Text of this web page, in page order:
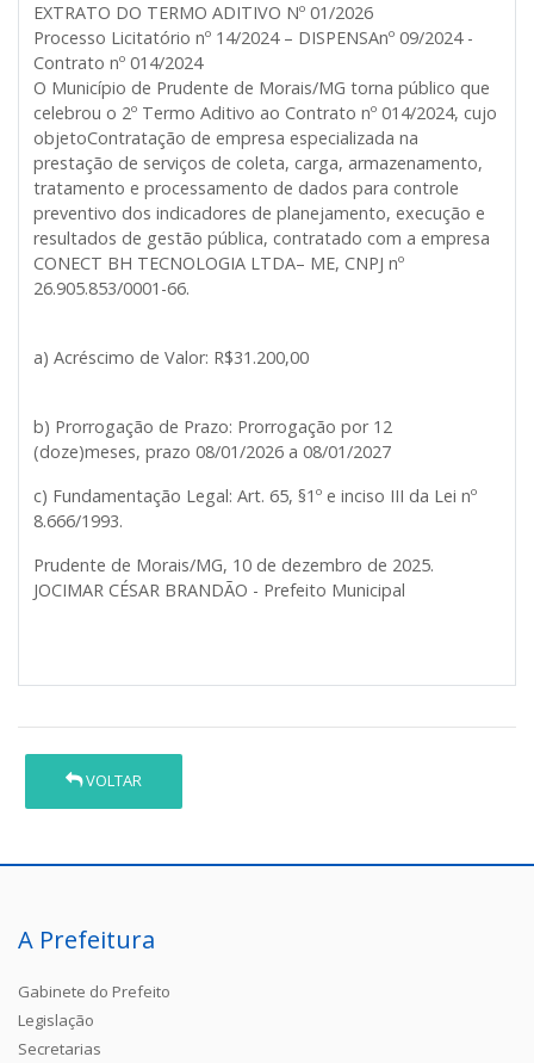
EXTRATO DO TERMO ADITIVO Nº 01/2026
Processo Licitatório nº 14/2024 – DISPENSAnº 09/2024 -
Contrato nº 014/2024
O Município de Prudente de Morais/MG torna público que
celebrou o 2º Termo Aditivo ao Contrato nº 014/2024, cujo
objetoContratação de empresa especializada na
prestação de serviços de coleta, carga, armazenamento,
tratamento e processamento de dados para controle
preventivo dos indicadores de planejamento, execução e
resultados de gestão pública, contratado com a empresa
CONECT BH TECNOLOGIA LTDA– ME, CNPJ nº
26.905.853/0001-66.
a) Acréscimo de Valor: R$31.200,00
b) Prorrogação de Prazo: Prorrogação por 12
(doze)meses, prazo 08/01/2026 a 08/01/2027
c) Fundamentação Legal: Art. 65, §1º e inciso III da Lei nº
8.666/1993.
Prudente de Morais/MG, 10 de dezembro de 2025.
JOCIMAR CÉSAR BRANDÃO - Prefeito Municipal
VOLTAR
A Prefeitura
Gabinete do Prefeito
Legislação
Secretarias